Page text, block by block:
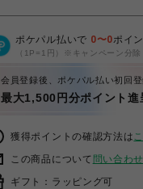
ポケパル払いで 0〜0ポイ
（1P=1円）※キャンペーン分除
会員登録後、ポケパル払い初回
最大1,500円分ポイント進
獲得ポイントの確認方法は
この商品について 問い合わ
ギフト：ラッピング可